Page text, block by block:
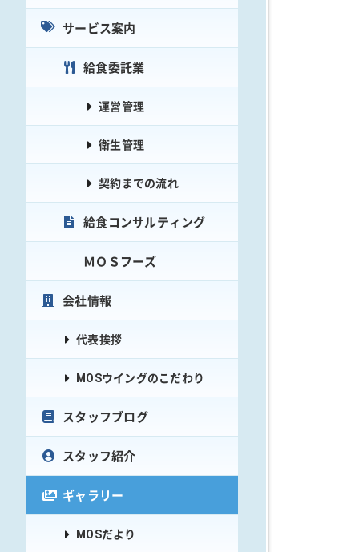
サービス案内
給食委託業
運営管理
衛生管理
契約までの流れ
給食コンサルティング
ＭＯＳフーズ
会社情報
代表挨拶
MOSウイングのこだわり
スタッフブログ
スタッフ紹介
ギャラリー
MOSだより